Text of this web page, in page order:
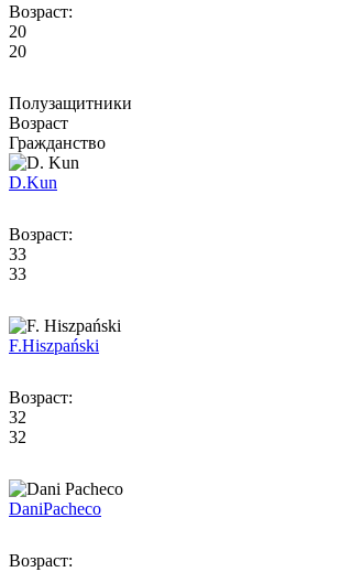
Возраст:
20
20
Полузащитники
Возраст
Гражданство
D.Kun
Возраст:
33
33
F.Hiszpański
Возраст:
32
32
DaniPacheco
Возраст: